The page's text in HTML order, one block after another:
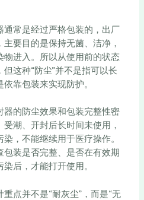
通常是经过严格包装的，出厂
要目的是保持无菌、洁净，
进入。所以从使用前的状态
这种“防尘”并不是指可以长
靠包装来实现防护。
器的防尘效果和包装完整性密
潮、开封后长时间未使用，
，不能继续用于医疗操作。
装是否完整、是否在有效期
后，才能打开使用。
点并不是“耐灰尘”，而是“无